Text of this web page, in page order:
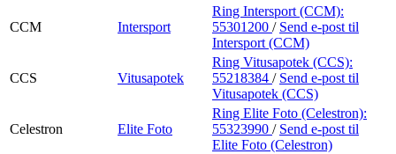
CCM Intersport
Ring Intersport (CCM):
55301200 / Send e-post til
Intersport (CCM)
CCS Vitusapotek
Ring Vitusapotek (CCS):
55218384 / Send e-post til
Vitusapotek (CCS)
Celestron Elite Foto
Ring Elite Foto (Celestron):
55323990 / Send e-post til
Elite Foto (Celestron)